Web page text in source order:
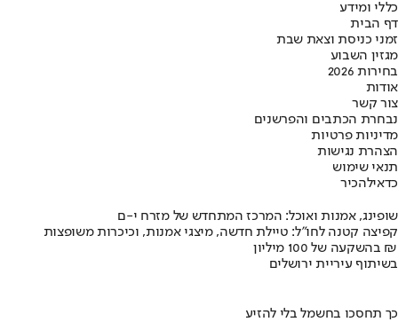
כללי ומידע
דף הבית
זמני כניסת וצאת שבת
מגזין השבוע
בחירות 2026
אודות
צור קשר
נבחרת הכתבים והפרשנים
מדיניות פרטיות
הצהרת נגישות
תנאי שימוש
כדאילהכיר
שופינג, אמנות ואוכל: המרכז המתחדש של מזרח י-ם
קפיצה קטנה לחו"ל: טיילת חדשה, מיצגי אמנות, וכיכרות משופצות
בהשקעה של 100 מיליון ₪
בשיתוף עיריית ירושלים
כך תחסכו בחשמל בלי להזיע